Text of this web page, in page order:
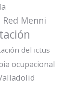
Red Menni
del ictus
ocupacional